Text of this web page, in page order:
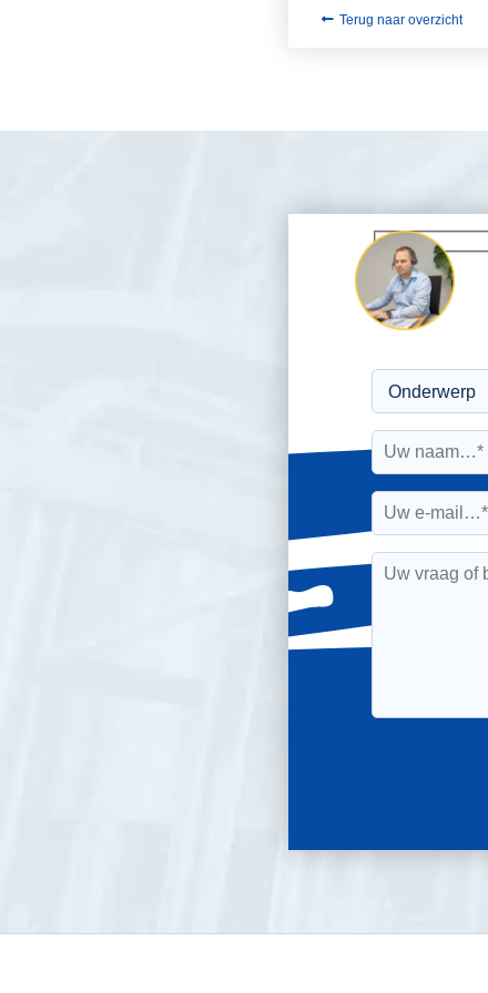
Terug naar overzicht